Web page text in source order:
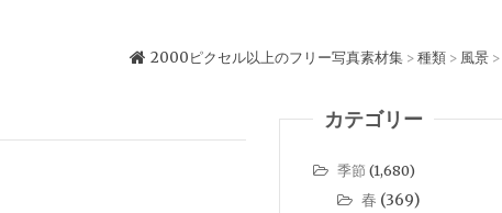
2000ピクセル以上のフリー写真素材集 > 種類 > 風景 >
カテゴリー
季節 (1,680)
春 (369)